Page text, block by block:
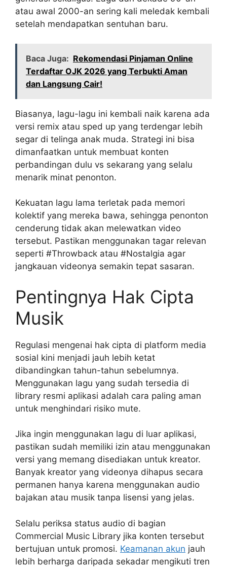
atau awal 2000-an sering kali meledak kembali
setelah mendapatkan sentuhan baru.
Baca Juga: Rekomendasi Pinjaman Online
Terdaftar OJK 2026 yang Terbukti Aman
dan Langsung Cair!
Biasanya, lagu-lagu ini kembali naik karena ada
versi remix atau sped up yang terdengar lebih
segar di telinga anak muda. Strategi ini bisa
dimanfaatkan untuk membuat konten
perbandingan dulu vs sekarang yang selalu
menarik minat penonton.
Kekuatan lagu lama terletak pada memori
kolektif yang mereka bawa, sehingga penonton
cenderung tidak akan melewatkan video
tersebut. Pastikan menggunakan tagar relevan
seperti #Throwback atau #Nostalgia agar
jangkauan videonya semakin tepat sasaran.
Pentingnya Hak Cipta
Musik
Regulasi mengenai hak cipta di platform media
sosial kini menjadi jauh lebih ketat
dibandingkan tahun-tahun sebelumnya.
Menggunakan lagu yang sudah tersedia di
library resmi aplikasi adalah cara paling aman
untuk menghindari risiko mute.
Jika ingin menggunakan lagu di luar aplikasi,
pastikan sudah memiliki izin atau menggunakan
versi yang memang disediakan untuk kreator.
Banyak kreator yang videonya dihapus secara
permanen hanya karena menggunakan audio
bajakan atau musik tanpa lisensi yang jelas.
Selalu periksa status audio di bagian
Commercial Music Library jika konten tersebut
bertujuan untuk promosi. Keamanan akun jauh
lebih berharga daripada sekadar mengikuti tren